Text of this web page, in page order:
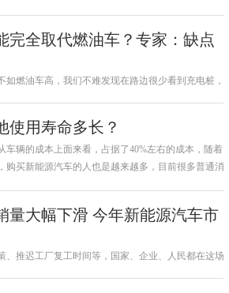
完全取代燃油车？专家：缺点
如燃油车高，我们不难发现在路边很少看到充电桩，
使用寿命多长？
车辆的成本上面来看，占据了40%左右的成本，随着
购买新能源汽车的人也是越来越多，目前很多普通消
量大幅下滑 今年新能源汽车市
、推迟工厂复工时间等，国家、企业、人民都在这场